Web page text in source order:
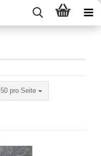
50 pro Seite